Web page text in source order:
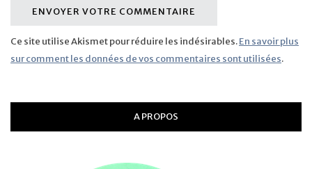
Ce site utilise Akismet pour réduire les indésirables.En savoir plus
sur comment les données de vos commentaires sont utilisées.
A PROPOS